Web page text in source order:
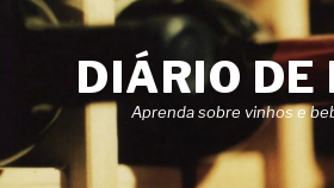
Pular
DIÁRIO DE
Aprenda sobre vinhos e